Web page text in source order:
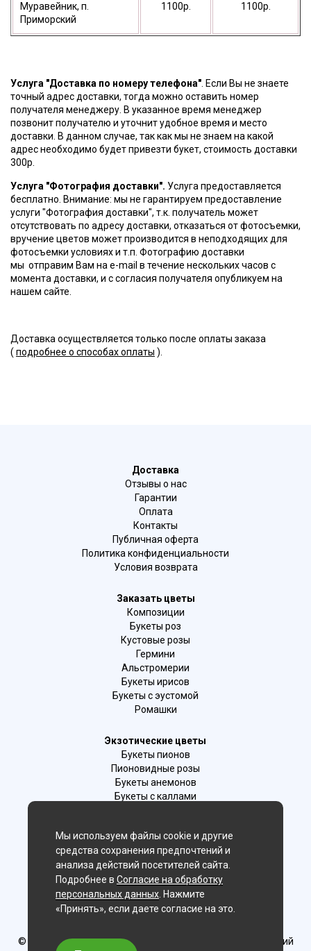
Муравейник, п.
Приморский
1100р. 1100р.
Услуга "Доставка по номеру телефона" . Если Вы не знаете
точный адрес доставки, тогда можно оставить номер
получателя менеджеру. В указанное время менеджер
позвонит получателю и уточнит удобное время и место
доставки. В данном случае, так как мы не знаем на какой
адрес необходимо будет привезти букет, стоимость доставки
300р.
Услуга "Фотография доставки". Услуга предоставляется
бесплатно. Внимание: мы не гарантируем предоставление
услуги "Фотография доставки", т.к. получатель может
отсутствовать по адресу доставки, отказаться от фотосъемки,
вручение цветов может производится в неподходящих для
фотосъемки условиях и т.п. Фотографию доставки
мы отправим Вам на e-mail в течение нескольких часов с
момента доставки, и с согласия получателя опубликуем на
нашем сайте.
Доставка осуществляется только после оплаты заказа
( подробнее о способах оплаты ).
Доставка
Отзывы о нас
Гарантии
Оплата
Контакты
Публичная оферта
Политика конфиденциальности
Условия возврата
Заказать цветы
Композиции
Букеты роз
Кустовые розы
Гермини
Альстромерии
Букеты ирисов
Букеты с эустомой
Ромашки
Экзотические цветы
Букеты пионов
Пионовидные розы
Букеты анемонов
Букеты с каллами
Лаванда
Гиацинты
Мы в соц. сетях:
Магнитогорск
© Delaflor - доставка цветов, 2012-2026
ИП Рыжков Евгений
Мы используем файлы cookie и другие
средства сохранения предпочтений и
анализа действий посетителей сайта.
Подробнее в Согласие на обработку
персональных данных . Нажмите
«Принять», если даете согласие на это.